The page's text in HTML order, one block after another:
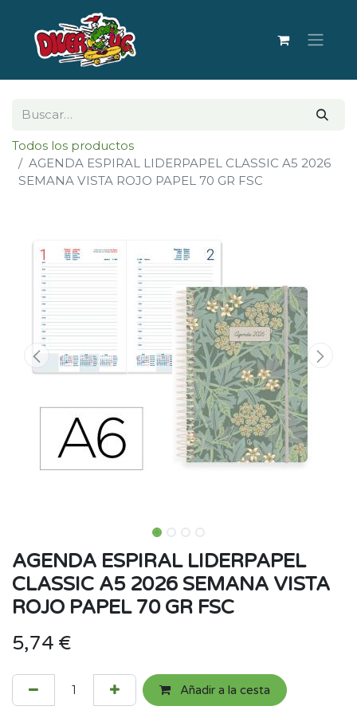
Todos los productos
AGENDA ESPIRAL LIDERPAPEL CLASSIC A5 2026
SEMANA VISTA ROJO PAPEL 70 GR FSC
AGENDA ESPIRAL LIDERPAPEL
CLASSIC A5 2026 SEMANA VISTA
ROJO PAPEL 70 GR FSC
5,74 €
Añadir a la cesta